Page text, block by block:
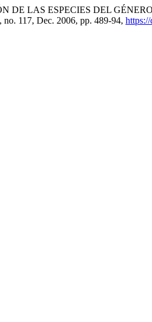
DE LAS ESPECIES DEL
no. 117, Dec. 2006, pp. 489-94,